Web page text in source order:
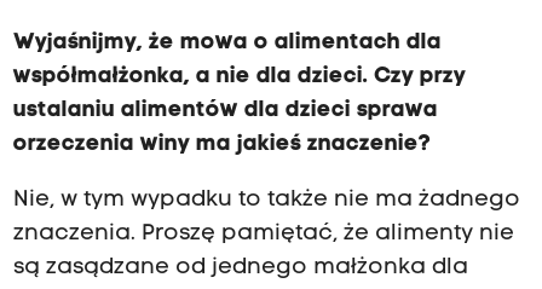
Wyjaśnijmy, że mowa o alimentach dla
współmałżonka, a nie dla dzieci. Czy przy
ustalaniu alimentów dla dzieci sprawa
orzeczenia winy ma jakieś znaczenie?
Nie, w tym wypadku to także nie ma żadnego
znaczenia. Proszę pamiętać, że alimenty nie
są zasądzane od jednego małżonka dla